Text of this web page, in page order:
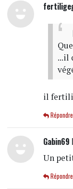
...il
il
Répondre
Gabin69
Un
Répondre